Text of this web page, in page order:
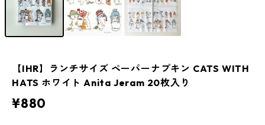
【IHR】ランチサイズ ペーパーナプキン CATS WITH
HATS ホワイト Anita Jeram 20枚入り
¥880